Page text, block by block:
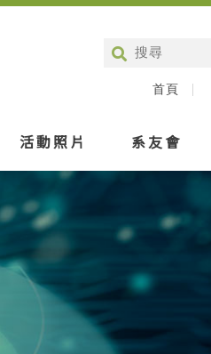
首頁
活動照片 系友會